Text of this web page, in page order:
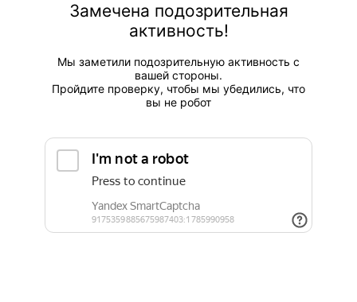
Замечена подозрительная
активность!
Мы заметили подозрительную активность с
вашей стороны.
Пройдите проверку, чтобы мы убедились, что
вы не робот